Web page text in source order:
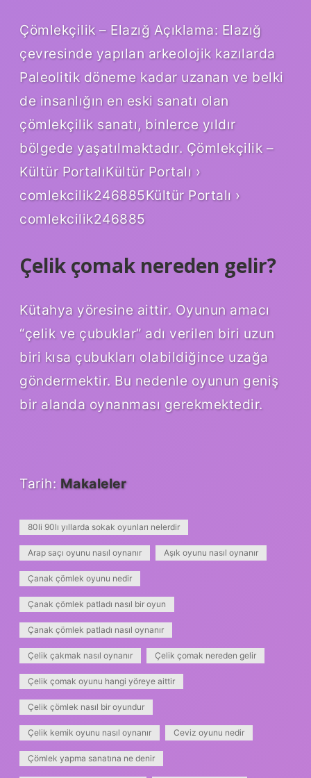
Çömlekçilik – Elazığ Açıklama: Elazığ
çevresinde yapılan arkeolojik kazılarda
Paleolitik döneme kadar uzanan ve belki
de insanlığın en eski sanatı olan
çömlekçilik sanatı, binlerce yıldır
bölgede yaşatılmaktadır. Çömlekçilik –
Kültür PortalıKültür Portalı ›
comlekcilik246885Kültür Portalı ›
comlekcilik246885
Çelik çomak nereden gelir?
Kütahya yöresine aittir. Oyunun amacı
“çelik ve çubuklar” adı verilen biri uzun
biri kısa çubukları olabildiğince uzağa
göndermektir. Bu nedenle oyunun geniş
bir alanda oynanması gerekmektedir.
Tarih: Makaleler
80li 90lı yıllarda sokak oyunları nelerdir
Arap saçı oyunu nasıl oynanır Aşık oyunu nasıl oynanır
Çanak çömlek oyunu nedir
Çanak çömlek patladı nasıl bir oyun
Çanak çömlek patladı nasıl oynanır
Çelik çakmak nasıl oynanır Çelik çomak nereden gelir
Çelik çomak oyunu hangi yöreye aittir
Çelik çömlek nasıl bir oyundur
Çelik kemik oyunu nasıl oynanır Ceviz oyunu nedir
Çömlek yapma sanatına ne denir